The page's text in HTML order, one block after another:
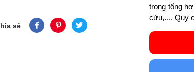
sẻ
trong tổng
cứu,.... Quy